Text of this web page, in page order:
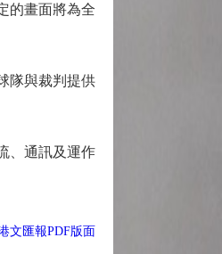
的畫面將為全
隊與裁判提供
、通訊及運作
文匯報PDF版面